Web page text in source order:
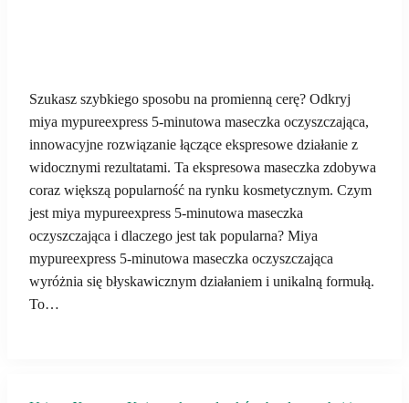
Szukasz szybkiego sposobu na promienną cerę? Odkryj
miya mypureexpress 5-minutowa maseczka oczyszczająca,
innowacyjne rozwiązanie łączące ekspresowe działanie z
widocznymi rezultatami. Ta ekspresowa maseczka zdobywa
coraz większą popularność na rynku kosmetycznym. Czym
jest miya mypureexpress 5-minutowa maseczka
oczyszczająca i dlaczego jest tak popularna? Miya
mypureexpress 5-minutowa maseczka oczyszczająca
wyróżnia się błyskawicznym działaniem i unikalną formułą.
To…